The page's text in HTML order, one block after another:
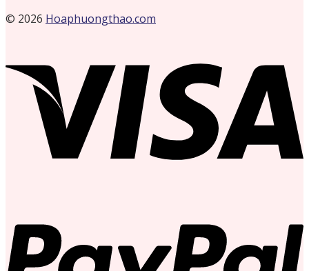
© 2026 Hoaphuongthao.com